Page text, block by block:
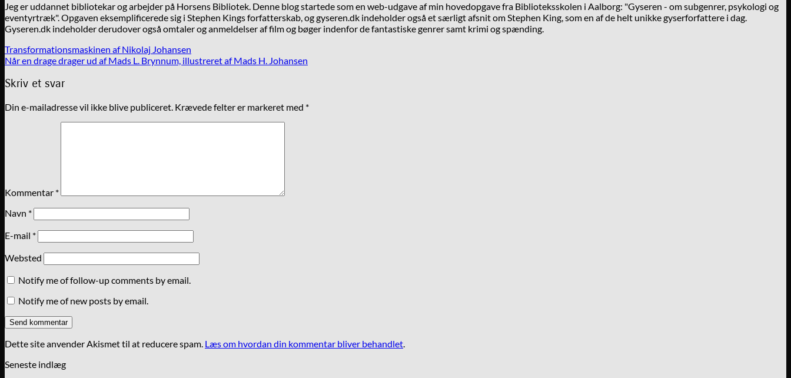
Jeg er uddannet bibliotekar og arbejder på Horsens Bibliotek. Denne blog startede som en web-udgave af min hovedopgave fra Biblioteksskolen i Aalborg: "Gyseren - om subgenrer, psykologi og
eventyrtræk". Opgaven eksemplificerede sig i Stephen Kings forfatterskab, og gyseren.dk indeholder også et særligt afsnit om Stephen King, som en af de helt unikke gyserforfattere i dag.
Gyseren.dk indeholder derudover også omtaler og anmeldelser af film og bøger indenfor de fantastiske genrer samt krimi og spænding.
Transformationsmaskinen af Nikolaj Johansen
Når en drage drager ud af Mads L. Brynnum, illustreret af Mads H. Johansen
Skriv et svar
Din e-mailadresse vil ikke blive publiceret. Krævede felter er markeret med *
Kommentar *
Navn *
E-mail *
Websted
Notify me of follow-up comments by email.
Notify me of new posts by email.
Dette site anvender Akismet til at reducere spam. Læs om hvordan din kommentar bliver behandlet
Seneste indlæg